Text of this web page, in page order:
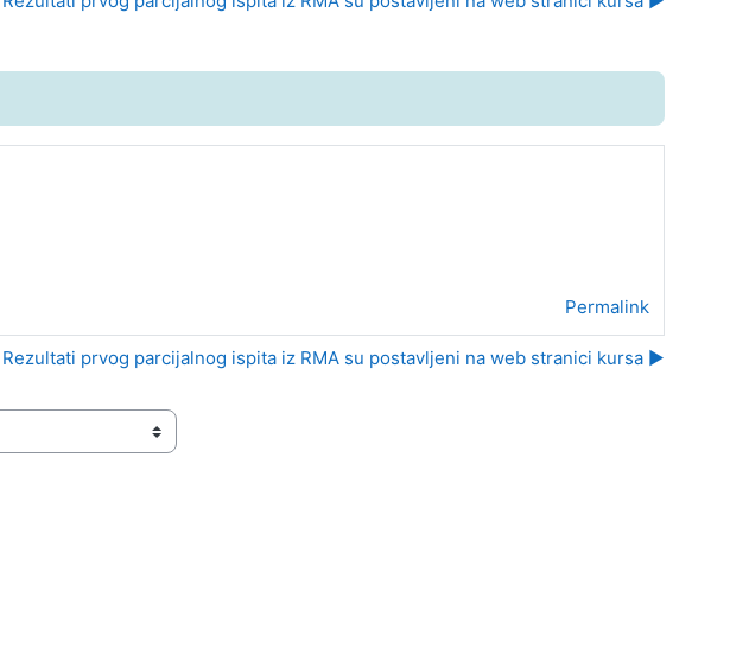
Permalink
Rezultati prvog parcijalnog ispita iz RMA su postavljeni na web stranici kursa ▶︎